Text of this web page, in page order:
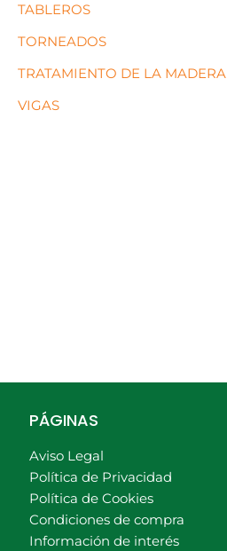
TABLEROS
TORNEADOS
TRATAMIENTO DE LA MADERA
VIGAS
PÁGINAS
Aviso Legal
Política de Privacidad
Política de Cookies
Condiciones de compra
Información de interés